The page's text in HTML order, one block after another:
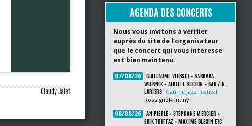
Claudy Jalet
AGENDA DES CONCERTS
Nous vous invitons à vérifier
auprès du site de l’organisateur
que le concert qui vous intéresse
est bien maintenu.
07/08/26
GUILLAUME VIERSET + BARBARA
WIERNIK + AIRELLE BESSON + BJO / N.
LORIERS
Gaume Jazz Festival
Rossignol-Tintiny
08/08/26
AN PIERLÉ + STÉPHANE MERCIER +
ERIK TRUFFAZ + MAXIME BLESIN ETC